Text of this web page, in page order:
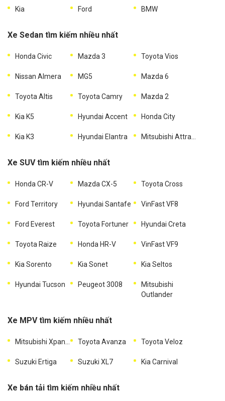
Kia Ford BMW
Xe Sedan tìm kiếm nhiều nhất
Honda Civic Mazda 3 Toyota Vios
Nissan Almera MG5 Mazda 6
Toyota Altis Toyota Camry Mazda 2
Kia K5 Hyundai Accent Honda City
Kia K3 Hyundai Elantra
Xe SUV tìm kiếm nhiều nhất
Honda CR-V Mazda CX-5 Toyota Cross
Ford Territory Hyundai Santafe VinFast VF8
Ford Everest Toyota Fortuner Hyundai Creta
Toyota Raize Honda HR-V VinFast VF9
Kia Sorento Kia Sonet Kia Seltos
Hyundai Tucson Peugeot 3008
Mitsubishi
Outlander
Xe MPV tìm kiếm nhiều nhất
Toyota Avanza Toyota Veloz
Suzuki Ertiga Suzuki XL7 Kia Carnival
Xe bán tải tìm kiếm nhiều nhất